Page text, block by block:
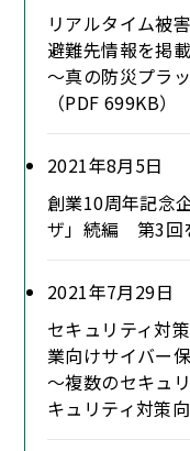
リアルタイム被
避難先情報を掲載
～真の防災プラ
（PDF 699KB）
2021年8月5日
創業10周年記念
ザ」続編 第3回
2021年7月29日
セキュリティ対
業向けサイバー
～複数のセキュ
キュリティ対策